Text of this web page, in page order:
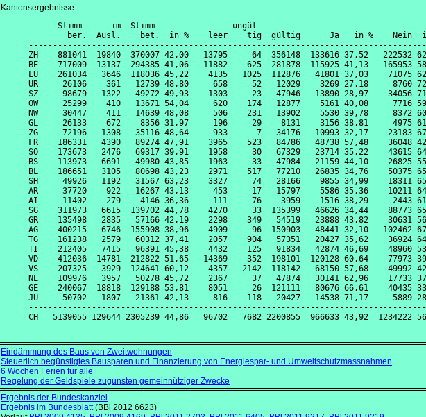
Kantonsergebnisse
      Stimm-     im  Stimm-               ungül-
ber.  Ausl.    bet.  in %    leer    tig  gültig      Ja   in %    Nein
ZH    881041  19840  370007 42,00   13795     64  356148  133616 37,52   222532
BE    717009  13137  294385 41,06   11882    625  281878  115925 41,13   165953
LU    261034   3646  118036 45,22    4135   1025  112876   41801 37,03    71075
UR     26106    361   12739 48,80     658     52   12029    3269 27,18     8760
SZ     98679   1322   49272 49,93    1303     23   47946   13890 28,97    34056
OW     25299    410   13671 54,04     620    174   12877    5161 40,08     7716
NW     30447    411   14639 48,08     506    231   13902    5530 39,78     8372
GL     26133    672    8356 31,97     196     29    8131    3156 38,81     4975
ZG     72196   1308   35116 48,64     933      7   34176   10993 32,17    23183
FR    186331   4390   89274 47,91    3965    523   84786   48738 57,48    36048
SO    173673   2476   69317 39,91    1958     30   67329   23714 35,22    43615
BS    113973   6691   49980 43,85    1963     33   47984   21159 44,10    26825
BL    186651   3105   80698 43,23    2971    517   77210   26835 34,76    50375
SH     49926   1192   31567 63,23    3327     74   28166    9855 34,99    18311
AR     37720    922   16267 43,13     453     17   15797    5586 35,36    10211
AI     11402    279    4146 36,36     111     76    3959    1516 38,29     2443
SG    311973   6615  139702 44,78    4270     33  135399   46626 34,44    88773
GR    135498   2835   57166 42,19    2298    349   54519   23888 43,82    30631
AG    400215   6746  155908 38,96    4909     96  150903   48441 32,10   102462
TG    161238   2579   60312 37,41    2057    904   57351   20427 35,62    36924
TI    212405   7415   96391 45,38    4432    125   91834   42874 46,69    48960
VD    412036  14781  212822 51,65   14369    352  198101  120128 60,64    77973
VS    207325   3929  124641 60,12    4357   2142  118142   68150 57,68    49992
NE    109976   3957   50278 45,72    2367     37   47874   30141 62,96    17733
GE    240067  18818  129188 53,81    8051     26  121111   80676 66,61    40435
JU     50702   1807   21361 42,13     816    118   20427   14538 71,17     5889
CH   5139055 129644 2305239 44,86   96702   7682 2200855  966633 43,92  1234222
Eindämmung des Baus von Zweitwohnungen
Steuerlich begünstigtes Bausparen und Finanzierung von Energiespar- und Umweltschutzmassnahmen
6 Wochen Ferien für alle
Regelung der Geldspiele zugunsten gemeinnütziger Zwecke
Ergebnis der Bundeskanzlei
Ergebnis im Bundesblatt(BBl 2012 6623)